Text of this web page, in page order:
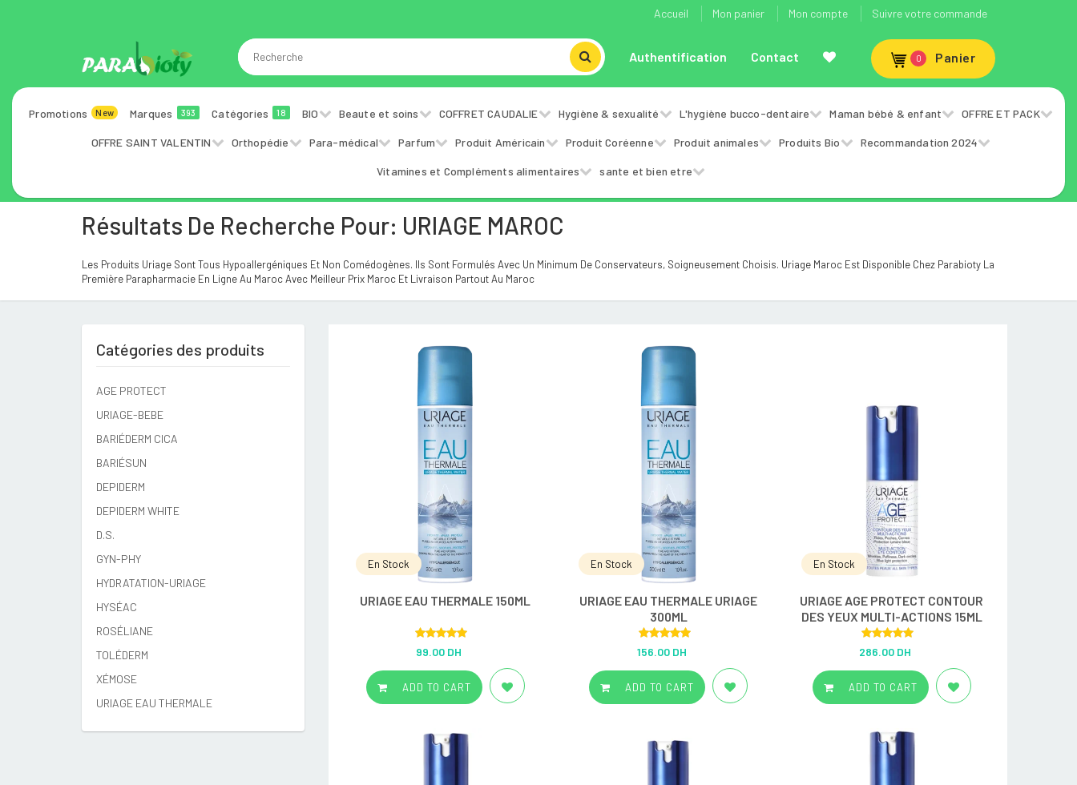
Accueil Mon panier Mon compte Suivre votre commande
Authentification Contact 0 Panier
Promotions New Marques 393 Catégories 18 BIO Beaute et soins COFFRET CAUDALIE Hygiène & sexualité L'hygiène bucco-dentaire Maman bébé & enfant OFFRE ET PACK
OFFRE SAINT VALENTIN Orthopédie Para-médical Parfum Produit Américain Produit Coréenne Produit animales Produits Bio Recommandation 2024
Vitamines et Compléments alimentaires sante et bien etre
Résultats De Recherche Pour: URIAGE MAROC
Les Produits Uriage Sont Tous Hypoallergéniques Et Non Comédogènes. Ils Sont Formulés Avec Un Minimum De Conservateurs, Soigneusement Choisis. Uriage Maroc Est Disponible Chez Parabioty La
Première Parapharmacie En Ligne Au Maroc Avec Meilleur Prix Maroc Et Livraison Partout Au Maroc
En Stock
URIAGE EAU THERMALE 150ML
Rated5.00
out of 5
99.00 DH
ADD TO CART
En Stock
URIAGE EAU THERMALE URIAGE
300ML
Rated5.00
out of 5
156.00 DH
ADD TO CART
En Stock
URIAGE AGE PROTECT CONTOUR
DES YEUX MULTI-ACTIONS 15ML
Rated 5.00
out of 5
286.00 DH
ADD TO CART
Catégories des produits
AGE PROTECT
URIAGE-BEBE
BARIÉDERM CICA
BARIÉSUN
DEPIDERM
DEPIDERM WHITE
D.S.
GYN-PHY
HYDRATATION-URIAGE
HYSÉAC
ROSÉLIANE
TOLÉDERM
XÉMOSE
URIAGE EAU THERMALE